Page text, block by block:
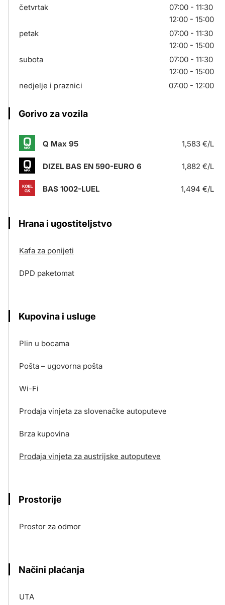
četvrtak
07:00 - 11:30
12:00 - 15:00
petak
07:00 - 11:30
12:00 - 15:00
subota
07:00 - 11:30
12:00 - 15:00
nedjelje i praznici
07:00 - 12:00
Gorivo za vozila
Q Max 95 1,583 €/L
DIZEL BAS EN 590-EURO 6 1,882 €/L
BAS 1002-LUEL 1,494 €/L
Hrana i ugostiteljstvo
Kafa za ponijeti
DPD paketomat
Kupovina i usluge
Plin u bocama
Pošta – ugovorna pošta
Wi-Fi
Prodaja vinjeta za slovenačke autoputeve
Brza kupovina
Prodaja vinjeta za austrijske autoputeve
Prostorije
Prostor za odmor
Načini plaćanja
UTA